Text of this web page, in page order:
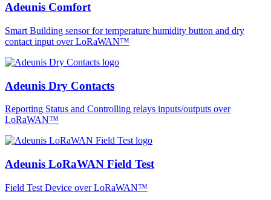
Adeunis Comfort
Smart Building sensor for temperature humidity button and dry
contact input over LoRaWAN™
Adeunis Dry Contacts
Reporting Status and Controlling relays inputs/outputs over
LoRaWAN™
Adeunis LoRaWAN Field Test
Field Test Device over LoRaWAN™